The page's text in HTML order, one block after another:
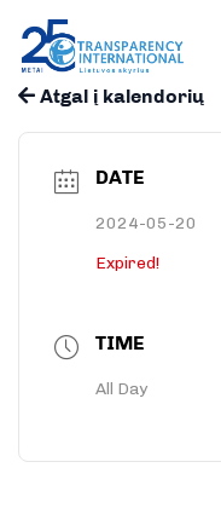
Atgal į kalendorių
DATE
2024-05-20
Expired!
TIME
All Day